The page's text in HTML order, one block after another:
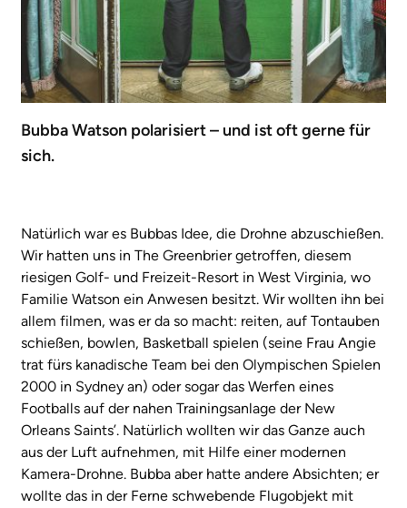
Bubba Watson polarisiert – und ist oft gerne für
sich.
Natürlich war es Bubbas Idee, die Drohne abzuschießen.
Wir hatten uns in The Greenbrier getroffen, diesem
riesigen Golf- und Freizeit-Resort in West Virginia, wo
Familie Watson ein Anwesen besitzt. Wir wollten ihn bei
allem filmen, was er da so macht: reiten, auf Tontauben
schießen, bowlen, Basketball spielen (seine Frau Angie
trat fürs kanadische Team bei den Olympischen Spielen
2000 in Sydney an) oder sogar das Werfen eines
Footballs auf der nahen Trainingsanlage der New
Orleans Saints’. Natürlich wollten wir das Ganze auch
aus der Luft aufnehmen, mit Hilfe einer modernen
Kamera-Drohne. Bubba aber hatte andere Absichten; er
wollte das in der Ferne schwebende Flugobjekt mit